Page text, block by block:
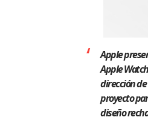
Apple
Apple Watch
dirección
proyecto
diseño